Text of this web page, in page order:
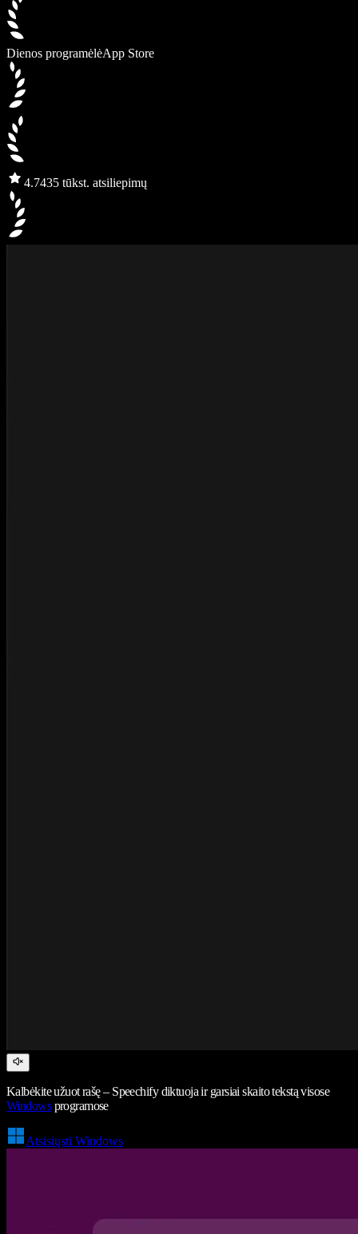
Dienos programėlėApp Store
4.7435 tūkst. atsiliepimų
Kalbėkite užuot rašę – Speechify diktuoja ir garsiai skaito tekstą visose
Windowsprogramose
Atsisiųsti Windows